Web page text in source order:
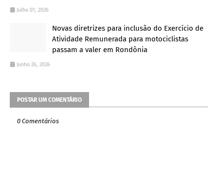
Julho 01, 2026
Novas diretrizes para inclusão do Exercício de
Atividade Remunerada para motociclistas
passam a valer em Rondônia
Junho 26, 2026
POSTAR UM COMENTÁRIO
0 Comentários